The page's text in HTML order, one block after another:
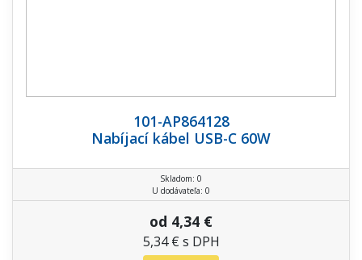
101-AP864128
Nabíjací kábel USB-C 60W
Skladom: 0
U dodávateľa: 0
od 4,34 €
5,34 € s DPH